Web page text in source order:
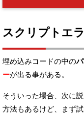
スクリプトエ
埋め込みコードの中の
ーが出る事がある。
そういった場合、次に
方法もあるけど、
まず